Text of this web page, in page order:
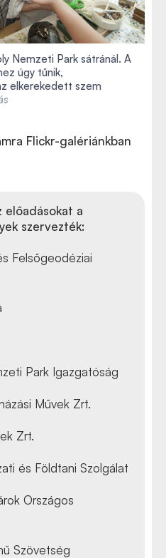
Nemzeti Park sátránál. A
úgy tűnik,
elkerekedett szem
Flickr-galériánkban
előadásokat a
szervezték:
Felsőgeodéziai
Park Igazgatóság
Művek Zrt.
Zrt.
és Földtani Szolgálat
Országos
Szövetség